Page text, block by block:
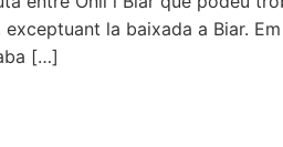
la baixada a Biar.
[…]